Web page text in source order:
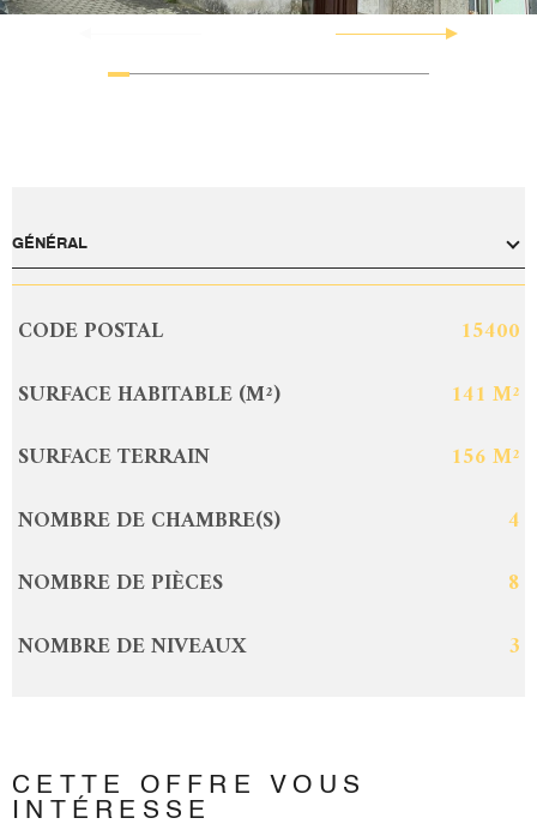
GÉNÉRAL
Caractérisque Valeurs
CODE POSTAL
15400
SURFACE HABITABLE (M²)
141 M²
SURFACE TERRAIN
156 M²
NOMBRE DE CHAMBRE(S)
4
NOMBRE DE PIÈCES
8
NOMBRE DE NIVEAUX
3
CETTE OFFRE
VOUS
INTÉRESSE